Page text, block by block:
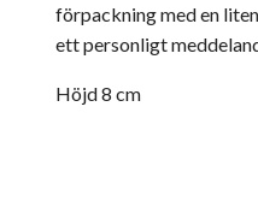
förpackning med en
ett personligt
Höjd 8 cm